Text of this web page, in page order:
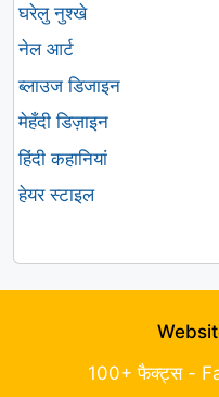
घरेलु नुश्खे
नेल आर्ट
ब्लाउज डिजाइन
मेहँदी डिज़ाइन
हिंदी कहानियां
हेयर स्टाइल
100+ फैक्ट्स -